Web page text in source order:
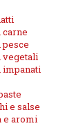
carne
pesce
vegetali
impanati
e salse
e aromi